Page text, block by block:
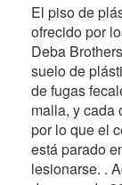
El piso de
ofrecido por
Deba
suelo de
de fugas
malla, y cada
por lo que el
está parado
lesionarse. .